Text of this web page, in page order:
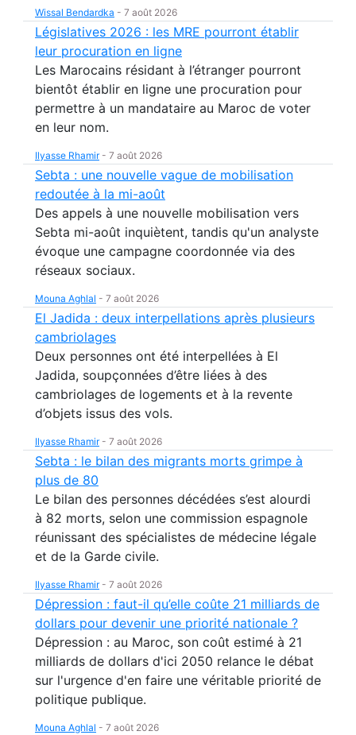
Wissal Bendardka - 7 août 2026
Législatives 2026 : les MRE pourront établir
leur procuration en ligne
Les Marocains résidant à l’étranger pourront
bientôt établir en ligne une procuration pour
permettre à un mandataire au Maroc de voter
en leur nom.
Ilyasse Rhamir- 7 août 2026
Sebta : une nouvelle vague de mobilisation
redoutée à la mi-août
Des appels à une nouvelle mobilisation vers
Sebta mi-août inquiètent, tandis qu'un analyste
évoque une campagne coordonnée via des
réseaux sociaux.
Mouna Aghlal - 7 août 2026
El Jadida : deux interpellations après plusieurs
cambriolages
Deux personnes ont été interpellées à El
Jadida, soupçonnées d’être liées à des
cambriolages de logements et à la revente
d’objets issus des vols.
Ilyasse Rhamir- 7 août 2026
Sebta : le bilan des migrants morts grimpe à
plus de 80
Le bilan des personnes décédées s’est alourdi
à 82 morts, selon une commission espagnole
réunissant des spécialistes de médecine légale
et de la Garde civile.
Ilyasse Rhamir- 7 août 2026
Dépression : faut-il qu’elle coûte 21 milliards de
dollars pour devenir une priorité nationale ?
Dépression : au Maroc, son coût estimé à 21
milliards de dollars d'ici 2050 relance le débat
sur l'urgence d'en faire une véritable priorité de
politique publique.
Mouna Aghlal - 7 août 2026